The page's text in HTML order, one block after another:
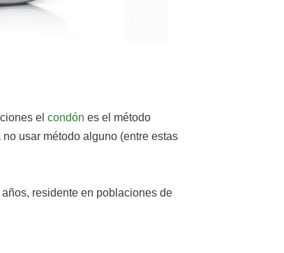
el condón es el método
usar método alguno (entre estas
residente en poblaciones de